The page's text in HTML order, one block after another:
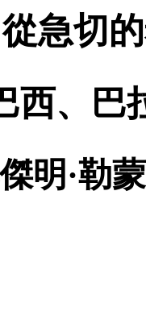
急切
西、巴
明·勒